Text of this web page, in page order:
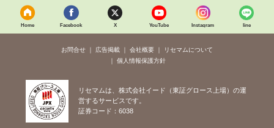
Home Facebook X YouTube Instagram line
お問合せ 広告掲載 会社概要
リセマムについて
個人情報保護方針
リセマムは、株式会社イード（東証グロース上場）の運
営するサービスです。
証券コード：6038